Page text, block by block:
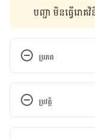
បញ្ជា មិន​ធ្វើ​រោ
ប្រភព
http://
09/10/ប្រវត្តិ